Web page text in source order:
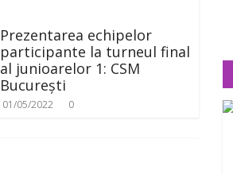
Prezentarea echipelor
participante la turneul final
al junioarelor 1: CSM
București
01/05/2022 0